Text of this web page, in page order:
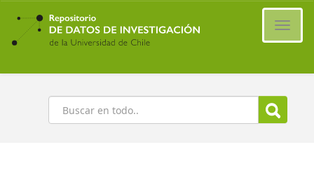
Ir
contenido
principal
Buscar